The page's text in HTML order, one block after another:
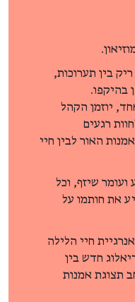
בין תערוכות,
בהיקפו.
יוזמן הקהל
רגעים
האור לבין חיי
שיזף, וכל
את חותמו על
חיי הלילה
חדש בין
תצוגת אמנות